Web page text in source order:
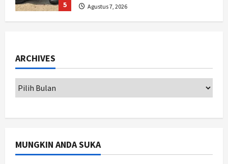
1 Agustus 8, 2026
2
ARCHIVES
MUNGKIN ANDA SUKA